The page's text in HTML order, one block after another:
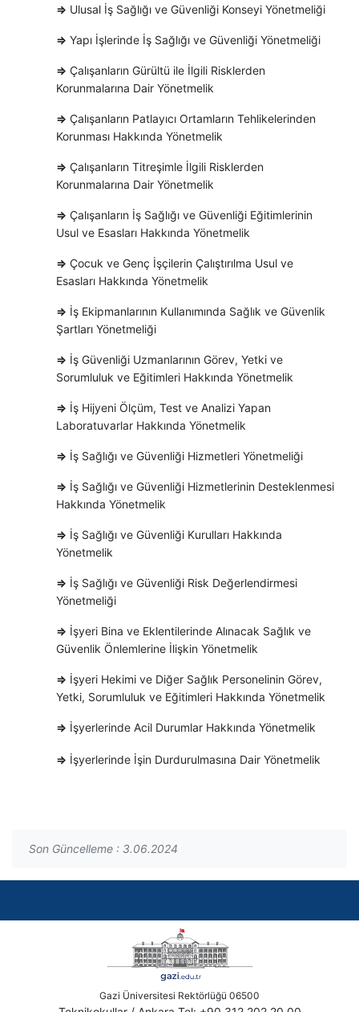
⇒ Ulusal İş Sağlığı ve Güvenliği Konseyi Yönetmeliği
⇒ Yapı İşlerinde İş Sağlığı ve Güvenliği Yönetmeliği
⇒ Çalışanların Gürültü ile İlgili Risklerden
Korunmalarına Dair Yönetmelik
⇒ Çalışanların Patlayıcı Ortamların Tehlikelerinden
Korunması Hakkında Yönetmelik
⇒ Çalışanların Titreşimle İlgili Risklerden
Korunmalarına Dair Yönetmelik
⇒ Çalışanların İş Sağlığı ve Güvenliği Eğitimlerinin
Usul ve Esasları Hakkında Yönetmelik
⇒ Çocuk ve Genç İşçilerin Çalıştırılma Usul ve
Esasları Hakkında Yönetmelik
⇒ İş Ekipmanlarının Kullanımında Sağlık ve Güvenlik
Şartları Yönetmeliği
⇒ İş Güvenliği Uzmanlarının Görev, Yetki ve
Sorumluluk ve Eğitimleri Hakkında Yönetmelik
⇒ İş Hijyeni Ölçüm, Test ve Analizi Yapan
Laboratuvarlar Hakkında Yönetmelik
⇒ İş Sağlığı ve Güvenliği Hizmetleri Yönetmeliği
⇒ İş Sağlığı ve Güvenliği Hizmetlerinin Desteklenmesi
Hakkında Yönetmelik
⇒ İş Sağlığı ve Güvenliği Kurulları Hakkında
Yönetmelik
⇒ İş Sağlığı ve Güvenliği Risk Değerlendirmesi
Yönetmeliği
⇒ İşyeri Bina ve Eklentilerinde Alınacak Sağlık ve
Güvenlik Önlemlerine İlişkin Yönetmelik
⇒ İşyeri Hekimi ve Diğer Sağlık Personelinin Görev,
Yetki, Sorumluluk ve Eğitimleri Hakkında Yönetmelik
⇒ İşyerlerinde Acil Durumlar Hakkında Yönetmelik
⇒ İşyerlerinde İşin Durdurulmasına Dair Yönetmelik
Son Güncelleme : 3.06.2024
Gazi Üniversitesi Rektörlüğü 06500